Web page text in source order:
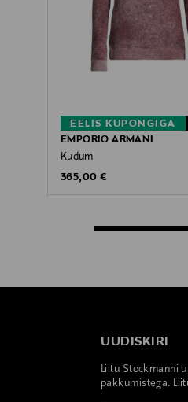
EELIS KUPONGIGA
EMPORIO ARMANI
Kudum
Original Price
365,00 €
UUDISKIRI
Liitu Stockmanni
pakkumistega.